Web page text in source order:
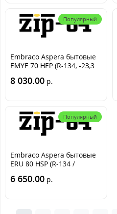
Популярный
Embraco Aspera бытовые
EMYE 70 HEP (R-134, -23,3
8 030.00 р.
Популярный
Embraco Aspera бытовые
ERU 80 HSP (R-134 /
6 650.00 р.